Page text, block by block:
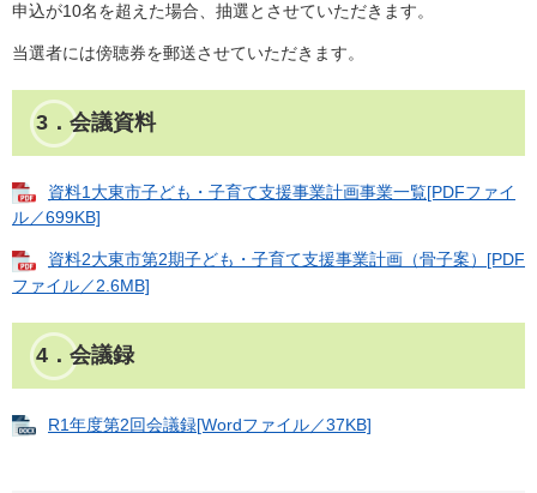
申込が10名を超えた場合、抽選とさせていただきます。
当選者には傍聴券を郵送させていただきます。
3．会議資料
資料1大東市子ども・子育て支援事業計画事業一覧[PDFファイ
ル／699KB]
資料2大東市第2期子ども・子育て支援事業計画（骨子案）[PDF
ファイル／2.6MB]
4．会議録
R1年度第2回会議録[Wordファイル／37KB]